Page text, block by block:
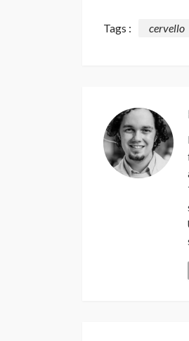
Tags : cervello